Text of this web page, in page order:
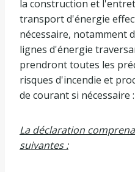
la construction et
transport d'énergie
nécessaire, notamment
lignes d'énergie
prendront toutes les
risques d'incendie et
de courant si nécessaire :
La déclaration
suivantes :